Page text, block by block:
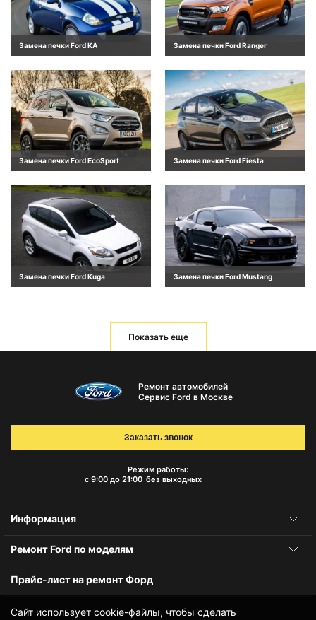
Замена печки Ford KA Замена печки Ford Ranger
Замена печки Ford EcoSport Замена печки Ford Fiesta
Замена печки Ford Kuga Замена печки Ford Mustang
Показать еще
Сайт использует cookie-файлы, чтобы сделать
Ремонт автомобилей
Сервис Ford в Москве
Режим работы:
с 9:00 до 21:00 без выходных
Заказать звонок
Информация
Ремонт Ford по моделям
Прайс-лист на ремонт Форд